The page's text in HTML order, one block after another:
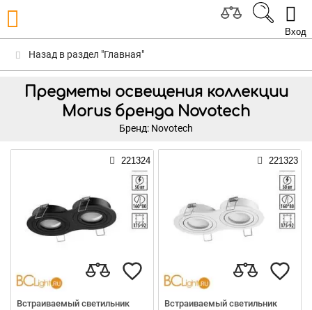
Вход
Назад в раздел "Главная"
Предметы освещения коллекции
Morus бренда Novotech
Бренд: Novotech
221324
Встраиваемый светильник
221323
Встраиваемый светильник